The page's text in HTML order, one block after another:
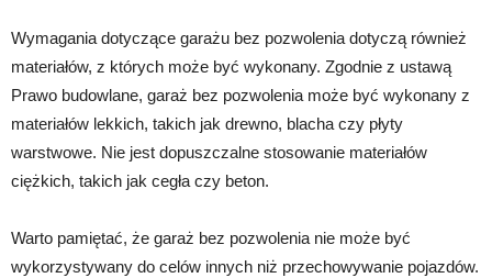
Wymagania dotyczące garażu bez pozwolenia dotyczą również
materiałów, z których może być wykonany. Zgodnie z ustawą
Prawo budowlane, garaż bez pozwolenia może być wykonany z
materiałów lekkich, takich jak drewno, blacha czy płyty
warstwowe. Nie jest dopuszczalne stosowanie materiałów
ciężkich, takich jak cegła czy beton.
Warto pamiętać, że garaż bez pozwolenia nie może być
wykorzystywany do celów innych niż przechowywanie pojazdów.